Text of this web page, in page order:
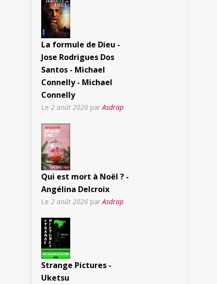
La formule de Dieu -
Jose Rodrigues Dos
Santos - Michael
Connelly - Michael
Connelly
Le 2 août 2026 parAsdrap
Qui est mort à Noël ? -
Angélina Delcroix
Le 2 août 2026 par Asdrap
Strange Pictures -
Uketsu